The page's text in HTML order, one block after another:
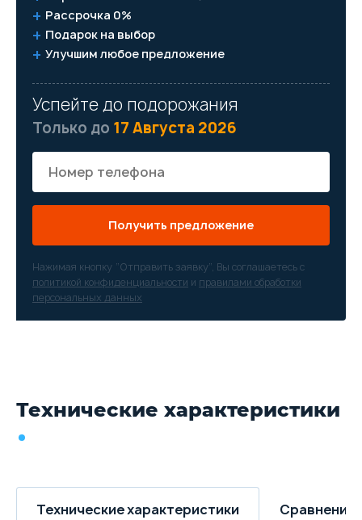
Рассрочка 0%
Подарок на выбор
Улучшим любое предложение
Успейте до подорожания
Только до 17 Августа 2026
Получить предложение
Нажимая кнопку “Отправить заявку”, Вы соглашаетесь с
политикой конфиденциальности и правилами обработки
персональных данных
Технические характеристики
Технические характеристики Сравнение